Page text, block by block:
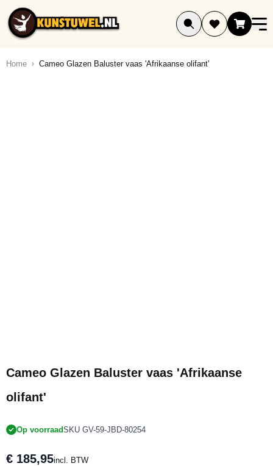
Ga naar de inhoud
Home Cameo Glazen Baluster vaas 'Afrikaanse olifant'
Cameo Glazen Baluster vaas 'Afrikaanse
olifant'
Op voorraadSKU GV-59-JBD-80254
€ 185,95incl. BTW